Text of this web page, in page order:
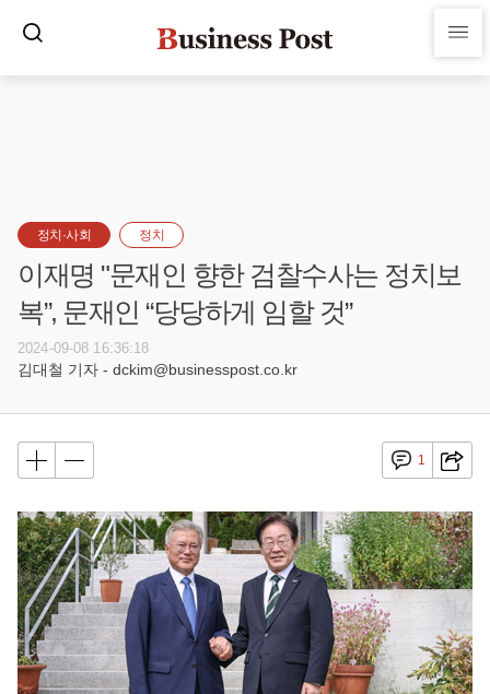
정치·사회 정치
이재명 "문재인 향한 검찰수사는 정치보
복”, 문재인 “당당하게 임할 것”
2024-09-08 16:36:18
김대철 기자 - dckim@businesspost.co.kr
1